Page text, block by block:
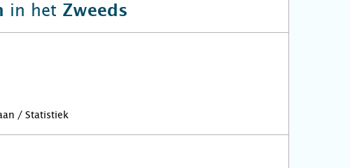
in het Zweeds
/ Statistiek